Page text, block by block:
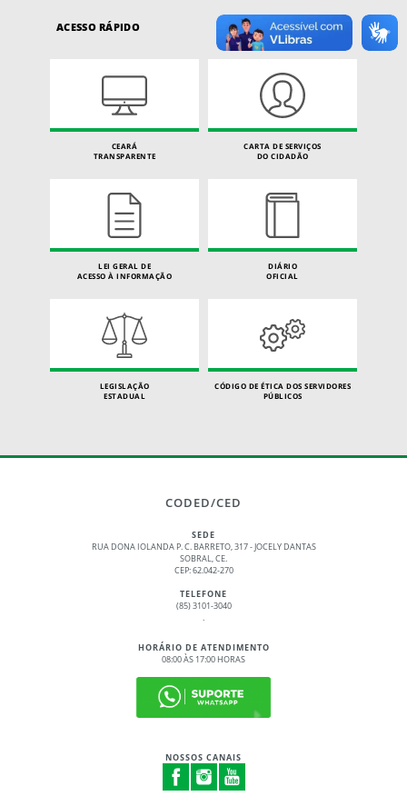
ACESSO RÁPIDO
CEARÁ
TRANSPARENTE
CARTA DE SERVIÇOS
DO CIDADÃO
LEI GERAL DE
ACESSO À INFORMAÇÃO
DIÁRIO
OFICIAL
LEGISLAÇÃO
ESTADUAL
CÓDIGO DE ÉTICA DOS SERVIDORES
PÚBLICOS
CODED/CED
SEDE
RUA DONA IOLANDA P. C. BARRETO, 317 - JOCELY DANTAS
SOBRAL, CE.
CEP: 62.042-270
TELEFONE
(85) 3101-3040
.
HORÁRIO DE ATENDIMENTO
08:00 ÀS 17:00 HORAS
NOSSOS CANAIS